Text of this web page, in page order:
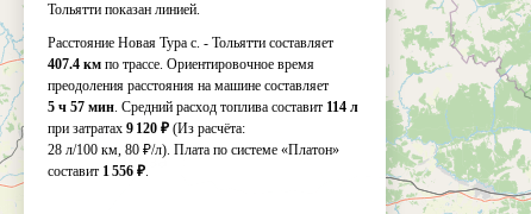
Тольятти показан линией.
Расстояние Новая Тура с. - Тольятти составляет
407.4 км по трассе. Ориентировочное время
преодоления расстояния на машине составляет
5 ч 57 мин. Средний расход топлива составит 114 л
при затратах 9 120 ₽ (Из расчёта:
28 л/100 км, 80 ₽/л). Плата по системе «Платон»
составит 1 556 ₽.